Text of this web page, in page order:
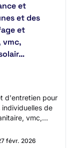
et
et des
et
vmc,
d'entretien pour
individuelles de
vmc,
févr. 2026